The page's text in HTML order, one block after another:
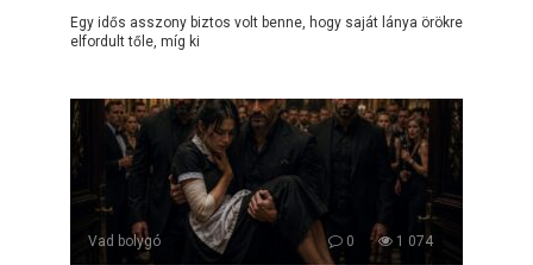
Egy idős asszony biztos volt benne, hogy saját lánya örökre
elfordult tőle, míg ki
Vad bolygó 0 1 074